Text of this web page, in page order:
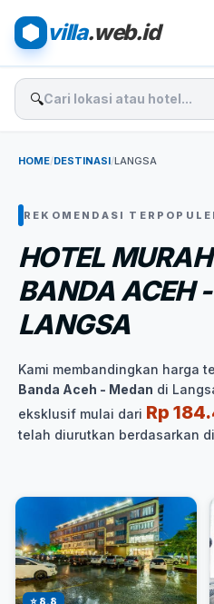
villa.web.id
🔍
HOME/DESTINASI/LANGSA
REKOMENDASI
HOTEL
BANDA ACEH
LANGSA
Kami membandingkan harga
Banda Aceh - Medan di
eksklusif mulai dari Rp
telah diurutkan berdasarkan
⭐ 8.8